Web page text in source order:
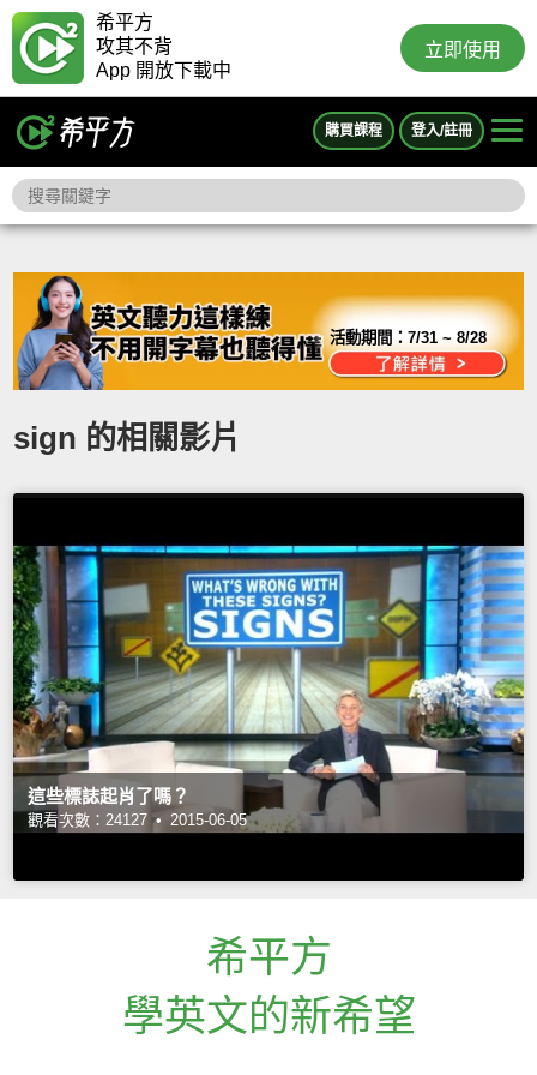
希平方
攻其不背
App 開放下載中
立即使用
購買課程 登入/註冊
活動期間：7/31 ~ 8/28
sign 的相關影片
這些標誌起肖了嗎？
觀看次數：24127 • 2015-06-05
希平方
學英文的新希望